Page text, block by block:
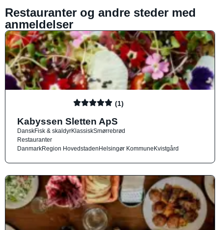
Restauranter og andre steder med
anmeldelser
(1)
Kabyssen Sletten ApS
DanskFisk & skaldyrKlassiskSmørrebrød
Restauranter
DanmarkRegion HovedstadenHelsingør KommuneKvistgård